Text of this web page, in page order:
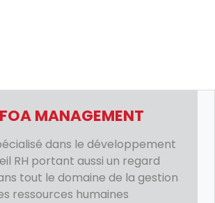
MANAGEMENT
dans le développement
RH portant aussi un regard
tout le domaine de la gestion
ressources humaines